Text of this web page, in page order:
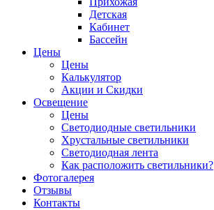
Детская
Кабинет
Бассейн
Цены
Цены
Калькулятор
Акции и Скидки
Освещение
Цены
Светодиодные светильники
Хрустальные светильники
Светодиодная лента
Как расположить светильники?
Фотогалерея
Отзывы
Контакты